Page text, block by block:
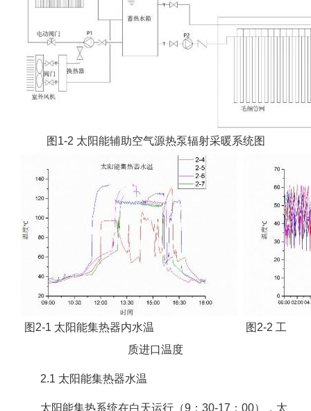
图1-2 太阳能辅助空气源热泵辐射采暖系统图
图2-1 太阳能集热器内水温 图2-2 工
质进口温度
2.1 太阳能集热器水温
太阳能集热系统在白天运行（9：30-17：00），太